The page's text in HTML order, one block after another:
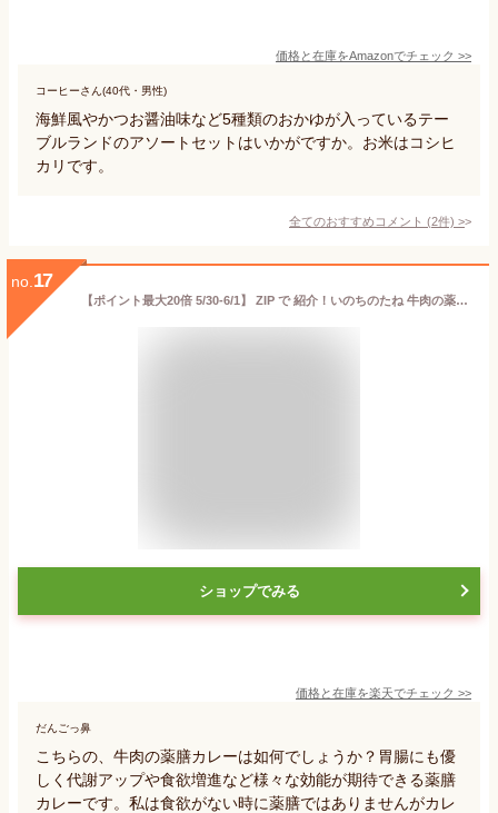
価格と在庫をAmazonでチェック >>
コーヒーさん(40代・男性)
海鮮風やかつお醤油味など5種類のおかゆが入っているテー
ブルランドのアソートセットはいかがですか。お米はコシヒ
カリです。
全てのおすすめコメント (2件) >
no. 17
【ポイント最大20倍 5/30-6/1】 ZIP で 紹介！いのちのたね 牛肉の薬膳カレー(1個) 薬膳 薬膳カレー 薬膳スープ おかゆ お粥 中華粥 健康 医食同源 漢方 レトルト カレー スープ 温活 腸活 ギフト プレゼント Po10 伊勢醤油本舗 お中元
ショップでみる
価格と在庫を楽天でチェック >>
だんごっ鼻
こちらの、牛肉の薬膳カレーは如何でしょうか？胃腸にも優
しく代謝アップや食欲増進など様々な効能が期待できる薬膳
カレーです。私は食欲がない時に薬膳ではありませんがカレ